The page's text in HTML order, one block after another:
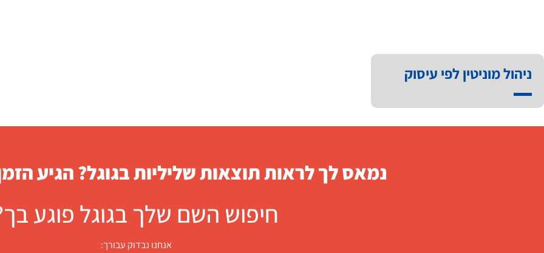
ניהול מוניטין לפי עיסוק
נמאס לך לראות תוצאות שליליות בגוגל? הגיע
חיפוש השם שלך בגוגל פוגע
אנחנו נבדוק עבורך: